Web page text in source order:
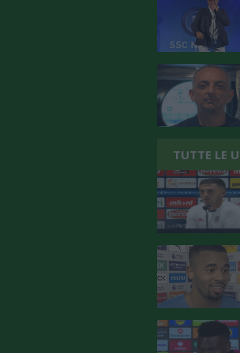
TUTTE LE